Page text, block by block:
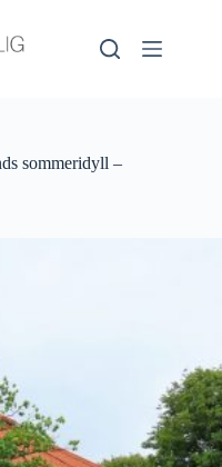
sommeridyll –